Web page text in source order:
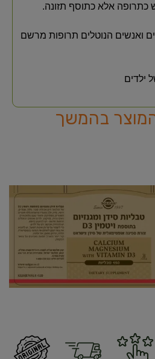
כתרופה אלא כתוסף תזונה.
ואנשים הנוטלים תרופות מרשם
ילדים
בהמשך